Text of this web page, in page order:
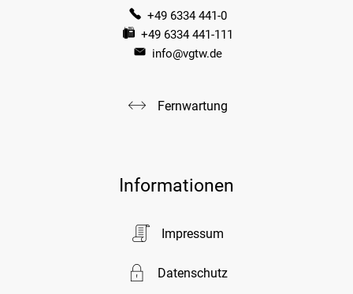
+49 6334 441-0
+49 6334 441-111
info@vgtw.de
Fernwartung
Informationen
Impressum
Datenschutz